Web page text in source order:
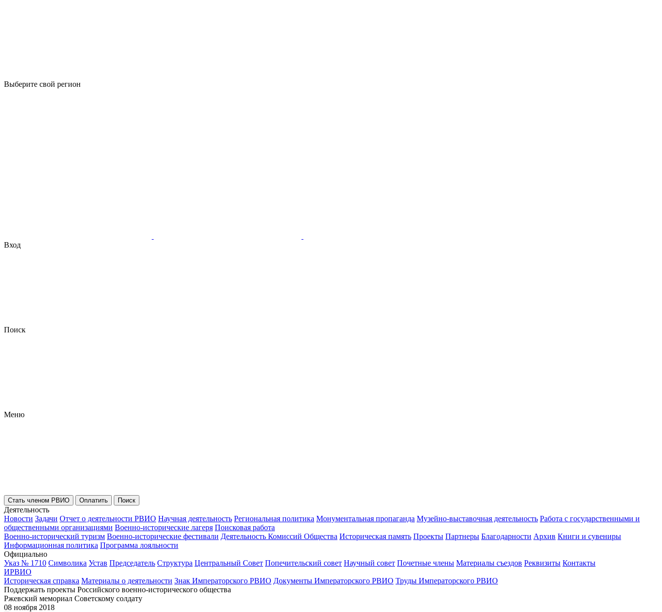
Выберите свой регион
Вход
Поиск
Меню
Стать членом РВИО Оплатить Поиск
Деятельность
Новости Задачи Отчет о деятельности РВИО Научная деятельность Региональная политика Монументальная пропаганда Музейно-выставочная деятельность Работа с государственными и
общественными организациями Военно-исторические лагеря Поисковая работа
Военно-исторический туризм Военно-исторические фестивали Деятельность Комиссий Общества Историческая память Проекты Партнеры Благодарности Архив Книги и сувениры
Информационная политика Программа лояльности
Официально
Указ № 1710 Символика Устав Председатель Структура Центральный Совет Попечительский совет Научный совет Почетные члены Материалы съездов Реквизиты Контакты
ИРВИО
Историческая справка Материалы о деятельности Знак Императорского РВИО Документы Императорского РВИО Труды Императорского РВИО
Поддержать проекты Российского военно-исторического общества
Ржевский мемориал Советскому солдату
08 ноября 2018